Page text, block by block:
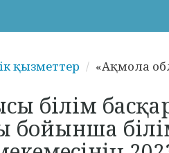
қызметтер «Ақмола
білім
бойынша